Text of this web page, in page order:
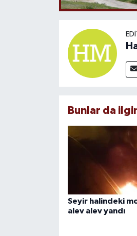
Bunlar da
Seyir halindeki
alev alev yandı